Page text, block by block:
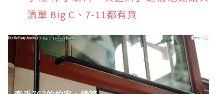
清單 Big C、7-11都有貨